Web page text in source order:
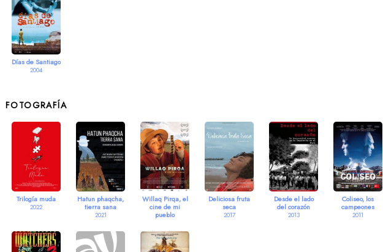
Días de Santiago
2004
FOTOGRAFÍA
Trilogía muda
2022
Hatun phaqcha,
tierra sana
2021
Willaq Pirqa, el
cine de mi
pueblo
Deliciosa fruta
seca
2017
Desde el lado
del corazón
2013
Coliseo, los
campeones
2011